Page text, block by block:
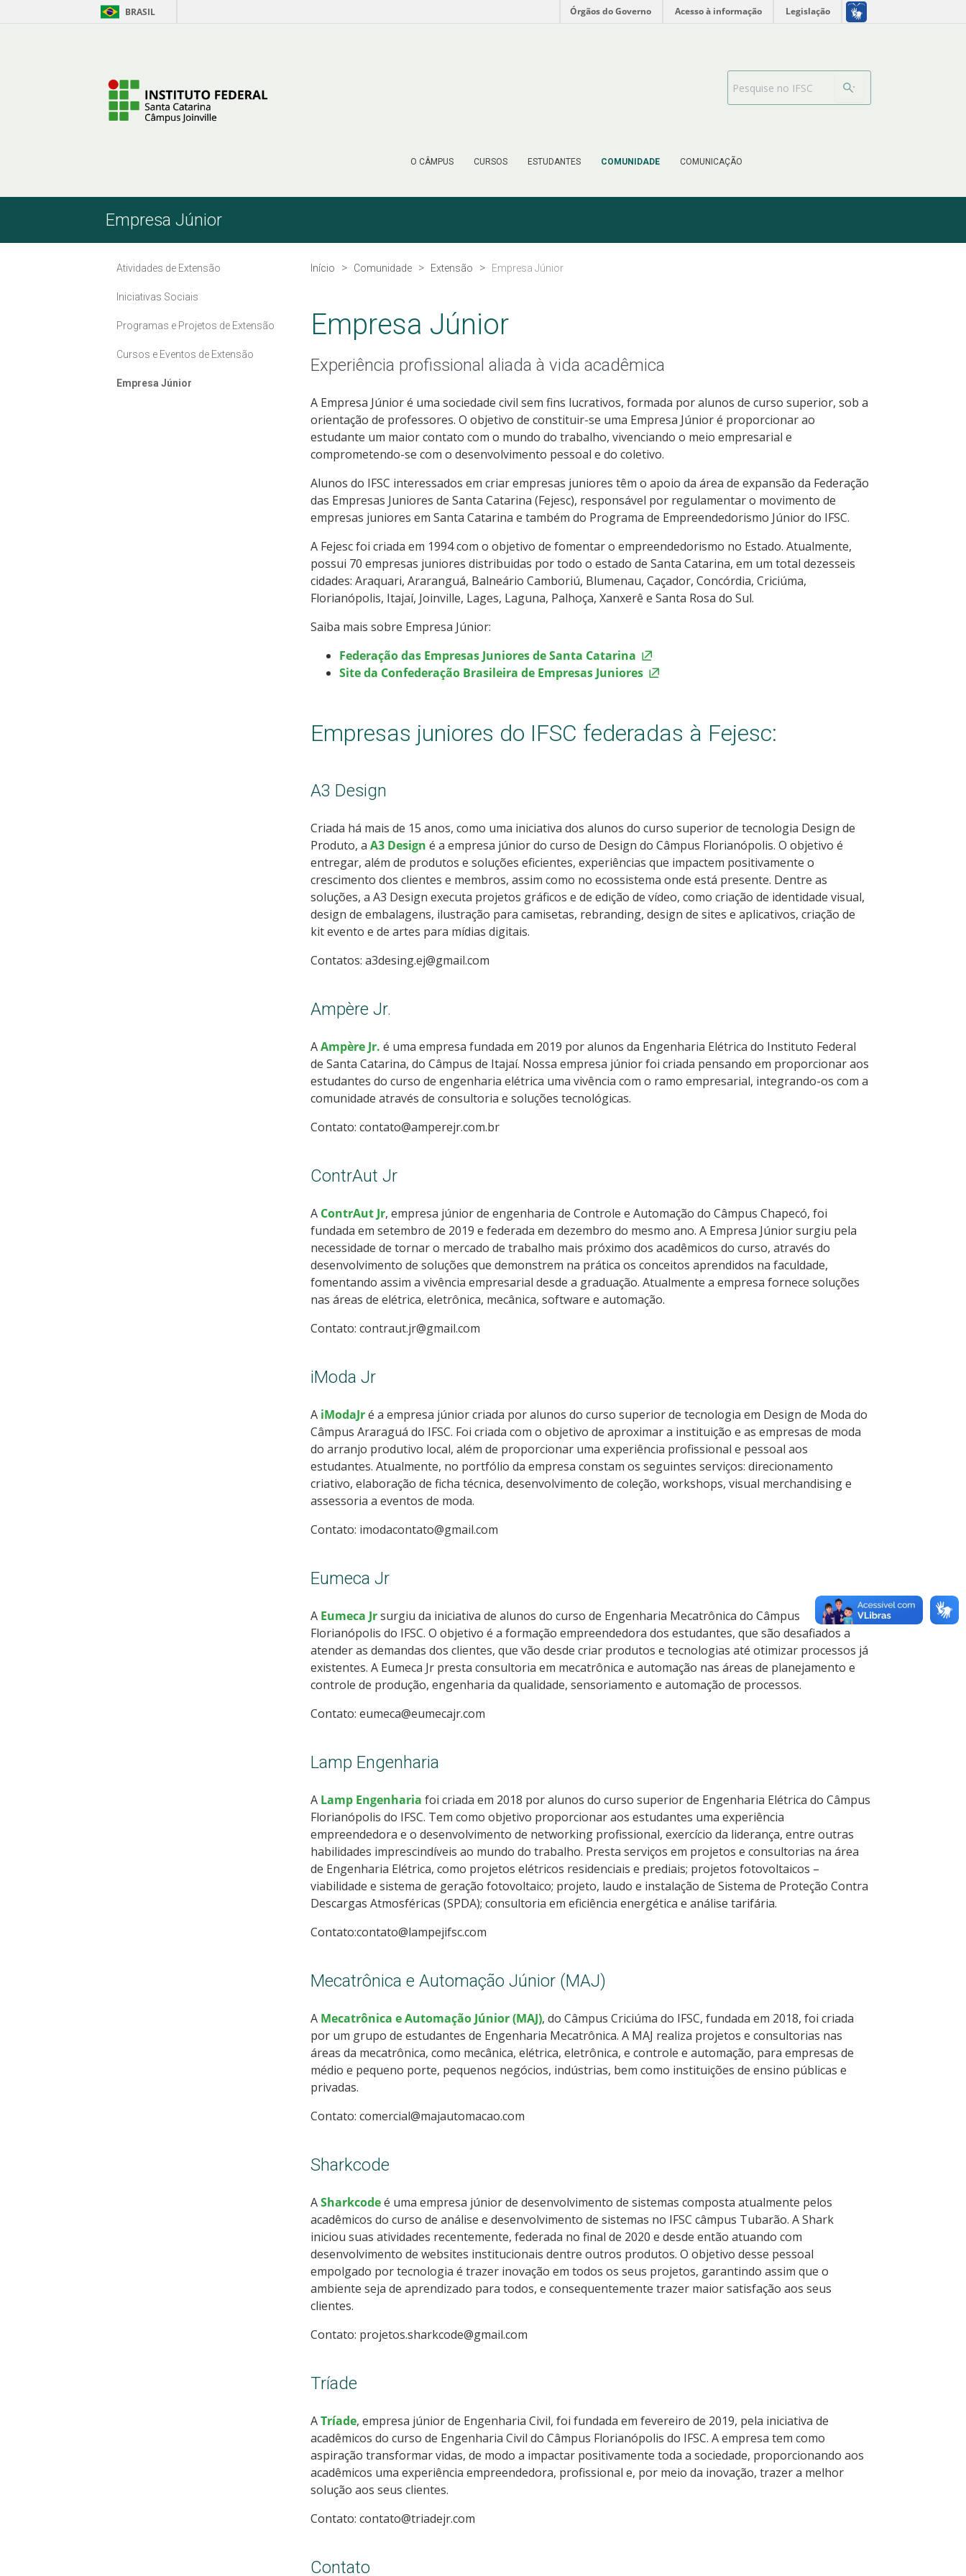
Pular para o Conteúdo BRASIL Órgãos do Governo Acesso à informação Legislação
O CÂMPUS CURSOS ESTUDANTES COMUNIDADE COMUNICAÇÃO
Barra de busca
Empresa Júnior
Atividades de Extensão
Iniciativas Sociais
Programas e Projetos de Extensão
Cursos e Eventos de Extensão
Empresa Júnior
Início Comunidade Extensão Empresa Júnior
Empresa Júnior
Experiência profissional aliada à vida acadêmica
A Empresa Júnior é uma sociedade civil sem fins lucrativos, formada por alunos de curso superior, sob a
orientação de professores. O objetivo de constituir-se uma Empresa Júnior é proporcionar ao
estudante um maior contato com o mundo do trabalho, vivenciando o meio empresarial e
comprometendo-se com o desenvolvimento pessoal e do coletivo.
Alunos do IFSC interessados em criar empresas juniores têm o apoio da área de expansão da Federação
das Empresas Juniores de Santa Catarina (Fejesc), responsável por regulamentar o movimento de
empresas juniores em Santa Catarina e também do Programa de Empreendedorismo Júnior do IFSC.
A Fejesc foi criada em 1994 com o objetivo de fomentar o empreendedorismo no Estado. Atualmente,
possui 70 empresas juniores distribuidas por todo o estado de Santa Catarina, em um total dezesseis
cidades: Araquari, Araranguá, Balneário Camboriú, Blumenau, Caçador, Concórdia, Criciúma,
Florianópolis, Itajaí, Joinville, Lages, Laguna, Palhoça, Xanxerê e Santa Rosa do Sul.
Saiba mais sobre Empresa Júnior:
Federação das Empresas Juniores de Santa Catarina
Site da Confederação Brasileira de Empresas Juniores
Empresas juniores do IFSC federadas à Fejesc:
A3 Design
Criada há mais de 15 anos, como uma iniciativa dos alunos do curso superior de tecnologia Design de
Produto, a A3 Design é a empresa júnior do curso de Design do Câmpus Florianópolis. O objetivo é
entregar, além de produtos e soluções eficientes, experiências que impactem positivamente o
crescimento dos clientes e membros, assim como no ecossistema onde está presente. Dentre as
soluções, a A3 Design executa projetos gráficos e de edição de vídeo, como criação de identidade visual,
design de embalagens, ilustração para camisetas, rebranding, design de sites e aplicativos, criação de
kit evento e de artes para mídias digitais.
Contatos: a3desing.ej@gmail.com
Ampère Jr.
AAmpère Jr. é uma empresa fundada em 2019 por alunos da Engenharia Elétrica do Instituto Federal
de Santa Catarina, do Câmpus de Itajaí. Nossa empresa júnior foi criada pensando em proporcionar aos
estudantes do curso de engenharia elétrica uma vivência com o ramo empresarial, integrando-os com a
comunidade através de consultoria e soluções tecnológicas.
Contato: contato@amperejr.com.br
ContrAut Jr
A ContrAut Jr, empresa júnior de engenharia de Controle e Automação do Câmpus Chapecó, foi
fundada em setembro de 2019 e federada em dezembro do mesmo ano. A Empresa Júnior surgiu pela
necessidade de tornar o mercado de trabalho mais próximo dos acadêmicos do curso, através do
desenvolvimento de soluções que demonstrem na prática os conceitos aprendidos na faculdade,
fomentando assim a vivência empresarial desde a graduação. Atualmente a empresa fornece soluções
nas áreas de elétrica, eletrônica, mecânica, software e automação.
Contato: contraut.jr@gmail.com
iModa Jr
A iModaJré a empresa júnior criada por alunos do curso superior de tecnologia em Design de Moda do
Câmpus Araraguá do IFSC. Foi criada com o objetivo de aproximar a instituição e as empresas de moda
do arranjo produtivo local, além de proporcionar uma experiência profissional e pessoal aos
estudantes. Atualmente, no portfólio da empresa constam os seguintes serviços: direcionamento
criativo, elaboração de ficha técnica, desenvolvimento de coleção, workshops, visual merchandising e
assessoria a eventos de moda.
Contato: imodacontato@gmail.com
Eumeca Jr
A Eumeca Jrsurgiu da iniciativa de alunos do curso de Engenharia Mecatrônica do Câmpus
Florianópolis do IFSC. O objetivo é a formação empreendedora dos estudantes, que são desafiados a
atender as demandas dos clientes, que vão desde criar produtos e tecnologias até otimizar processos já
existentes. A Eumeca Jr presta consultoria em mecatrônica e automação nas áreas de planejamento e
controle de produção, engenharia da qualidade, sensoriamento e automação de processos.
Contato: eumeca@eumecajr.com
Lamp Engenharia
A Lamp Engenharia foi criada em 2018 por alunos do curso superior de Engenharia Elétrica do Câmpus
Florianópolis do IFSC. Tem como objetivo proporcionar aos estudantes uma experiência
empreendedora e o desenvolvimento de networking profissional, exercício da liderança, entre outras
habilidades imprescindíveis ao mundo do trabalho. Presta serviços em projetos e consultorias na área
de Engenharia Elétrica, como projetos elétricos residenciais e prediais; projetos fotovoltaicos –
viabilidade e sistema de geração fotovoltaico; projeto, laudo e instalação de Sistema de Proteção Contra
Descargas Atmosféricas (SPDA); consultoria em eficiência energética e análise tarifária.
Contato:contato@lampejifsc.com
Mecatrônica e Automação Júnior (MAJ)
A Mecatrônica e Automação Júnior (MAJ), do Câmpus Criciúma do IFSC, fundada em 2018, foi criada
por um grupo de estudantes de Engenharia Mecatrônica. A MAJ realiza projetos e consultorias nas
áreas da mecatrônica, como mecânica, elétrica, eletrônica, e controle e automação, para empresas de
médio e pequeno porte, pequenos negócios, indústrias, bem como instituições de ensino públicas e
privadas.
Contato: comercial@majautomacao.com
Sharkcode
ASharkcodeé uma empresa júnior de desenvolvimento de sistemas composta atualmente pelos
acadêmicos do curso de análise e desenvolvimento de sistemas no IFSC câmpus Tubarão. A Shark
iniciou suas atividades recentemente, federada no final de 2020 e desde então atuando com
desenvolvimento de websites institucionais dentre outros produtos. O objetivo desse pessoal
empolgado por tecnologia é trazer inovação em todos os seus projetos, garantindo assim que o
ambiente seja de aprendizado para todos, e consequentemente trazer maior satisfação aos seus
clientes.
Contato: projetos.sharkcode@gmail.com
Tríade
ATríade, empresa júnior de Engenharia Civil, foi fundada em fevereiro de 2019, pela iniciativa de
acadêmicos do curso de Engenharia Civil do Câmpus Florianópolis do IFSC. A empresa tem como
aspiração transformar vidas, de modo a impactar positivamente toda a sociedade, proporcionando aos
acadêmicos uma experiência empreendedora, profissional e, por meio da inovação, trazer a melhor
solução aos seus clientes.
Contato: contato@triadejr.com
Contato